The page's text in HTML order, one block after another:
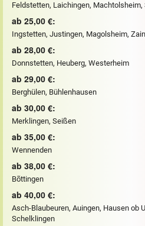
Feldstetten, Laichingen, Machtolsheim,
ab 25,00 €:
Ingstetten, Justingen, Magolsheim,
ab 28,00 €:
Donnstetten, Heuberg, Westerheim
ab 29,00 €:
Berghülen, Bühlenhausen
ab 30,00 €:
Merklingen, Seißen
ab 35,00 €:
Wennenden
ab 38,00 €:
Bõttingen
ab 40,00 €:
Asch-Blaubeuren, Auingen, Hausen ob
Schelklingen